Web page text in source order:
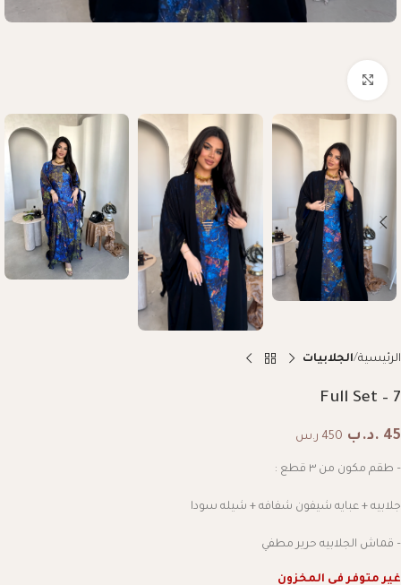
الرئيسية الجلابيات
Full Set – 7
45 .د.ب 450 ر.س
– طقم مكون من ٣ قطع :
جلابيه + عبايه شيفون شفافه + شيله سودا
– قماش الجلابيه حرير مطفي
غير متوفر في المخزون